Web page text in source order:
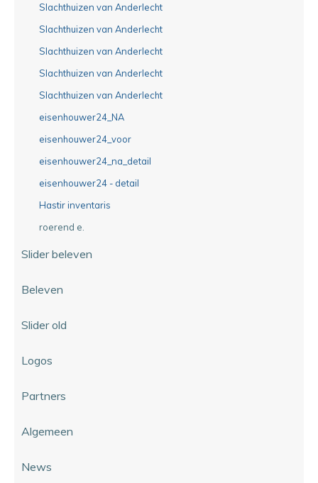
Slachthuizen van Anderlecht
Slachthuizen van Anderlecht
Slachthuizen van Anderlecht
Slachthuizen van Anderlecht
Slachthuizen van Anderlecht
eisenhouwer24_NA
eisenhouwer24_voor
eisenhouwer24_na_detail
eisenhouwer24 - detail
Hastir inventaris
roerend e.
Slider beleven
Beleven
Slider old
Logos
Partners
Algemeen
News